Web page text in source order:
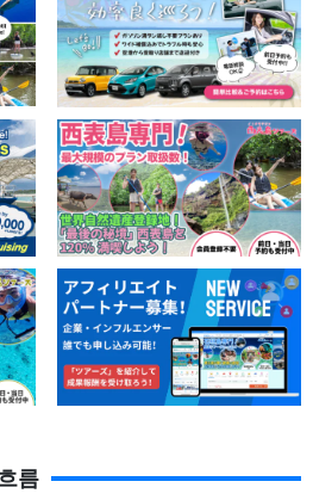
름